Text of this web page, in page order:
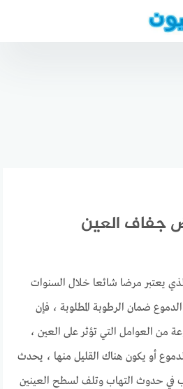
جفاف العين
يعتبر مرضا شائعا خلال السنوات
ضمان الرطوبة المطلوبة ، فإن
من العوامل التي تؤثر على العين ،
أو يكون هناك القليل منها ، يحدث
في حدوث التهاب وتلف لسطح العينين